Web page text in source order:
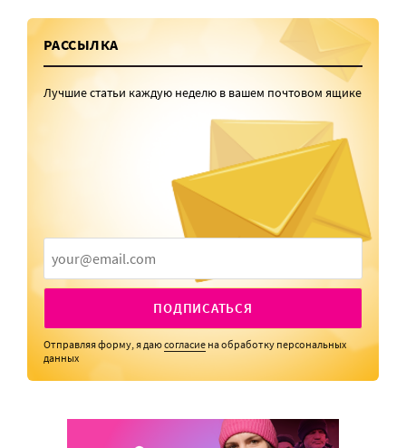
РАССЫЛКА
Лучшие статьи каждую неделю в вашем почтовом ящике
ПОДПИСАТЬСЯ
Отправляя форму, я даюсогласие на обработку персональных
данных